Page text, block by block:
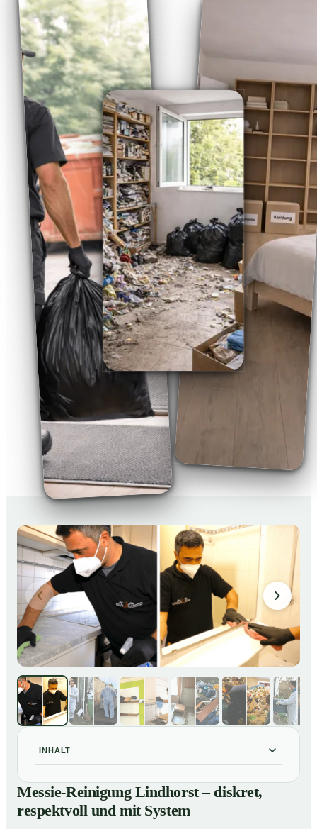
INHALT
Messie-Reinigung Lindhorst – diskret, respektvoll und
mit System
Warum professionelle Hilfe bei einer Messie-Wohnung
Messie-Reinigung Lindhorst – diskret,
respektvoll und mit System